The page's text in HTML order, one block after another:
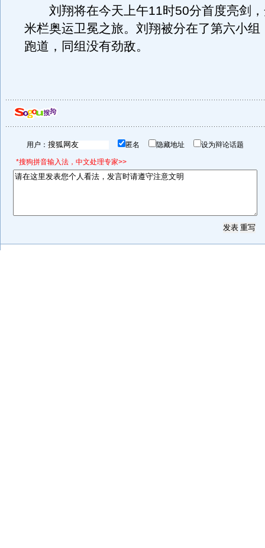
刘翔将在今天上午11时50分首度亮剑，
米栏奥运卫冕之旅。刘翔被分在了第六小组
跑道，同组没有劲敌。
用户： 匿名 隐藏地址 设为辩论话题
*搜狗拼音输入法，中文处理专家>>